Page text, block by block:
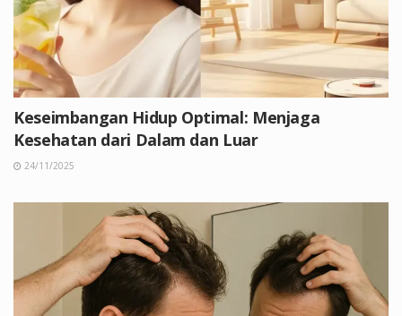
Keseimbangan Hidup Optimal: Menjaga
Kesehatan dari Dalam dan Luar
24/11/2025